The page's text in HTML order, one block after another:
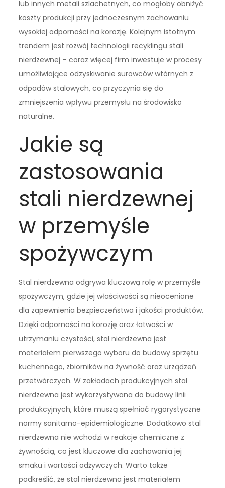
lub innych metali szlachetnych, co mogłoby obniżyć
koszty produkcji przy jednoczesnym zachowaniu
wysokiej odporności na korozję. Kolejnym istotnym
trendem jest rozwój technologii recyklingu stali
nierdzewnej – coraz więcej firm inwestuje w procesy
umożliwiające odzyskiwanie surowców wtórnych z
odpadów stalowych, co przyczynia się do
zmniejszenia wpływu przemysłu na środowisko
naturalne.
Jakie są
zastosowania
stali nierdzewnej
w przemyśle
spożywczym
Stal nierdzewna odgrywa kluczową rolę w przemyśle
spożywczym, gdzie jej właściwości są nieocenione
dla zapewnienia bezpieczeństwa i jakości produktów.
Dzięki odporności na korozję oraz łatwości w
utrzymaniu czystości, stal nierdzewna jest
materiałem pierwszego wyboru do budowy sprzętu
kuchennego, zbiorników na żywność oraz urządzeń
przetwórczych. W zakładach produkcyjnych stal
nierdzewna jest wykorzystywana do budowy linii
produkcyjnych, które muszą spełniać rygorystyczne
normy sanitarno-epidemiologiczne. Dodatkowo stal
nierdzewna nie wchodzi w reakcje chemiczne z
żywnością, co jest kluczowe dla zachowania jej
smaku i wartości odżywczych. Warto także
podkreślić, że stal nierdzewna jest materiałem